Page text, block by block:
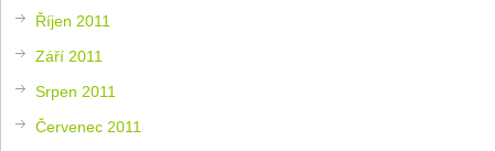
Říjen 2011
Září 2011
Srpen 2011
Červenec 2011